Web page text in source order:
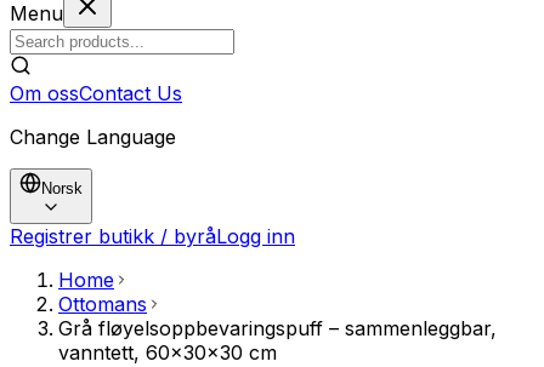
Menu
Om ossContact Us
Change Language
Norsk
Registrer butikk / byråLogg inn
Home
Ottomans
Grå fløyelsoppbevaringspuff – sammenleggbar,
vanntett, 60x30x30 cm